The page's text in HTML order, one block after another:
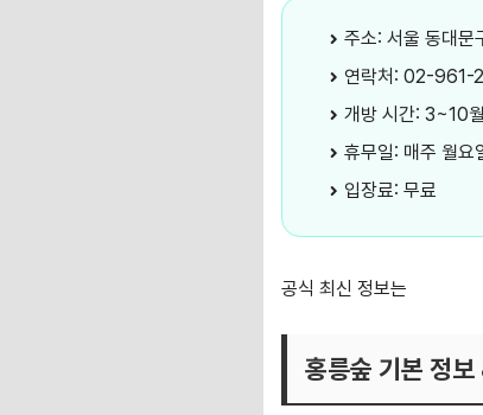
주소: 서울 동대문
연락처: 02-961-
개방 시간: 3~10
휴무일: 매주 월요
입장료: 무료
공식 최신 정보는
홍릉숲 기본 정